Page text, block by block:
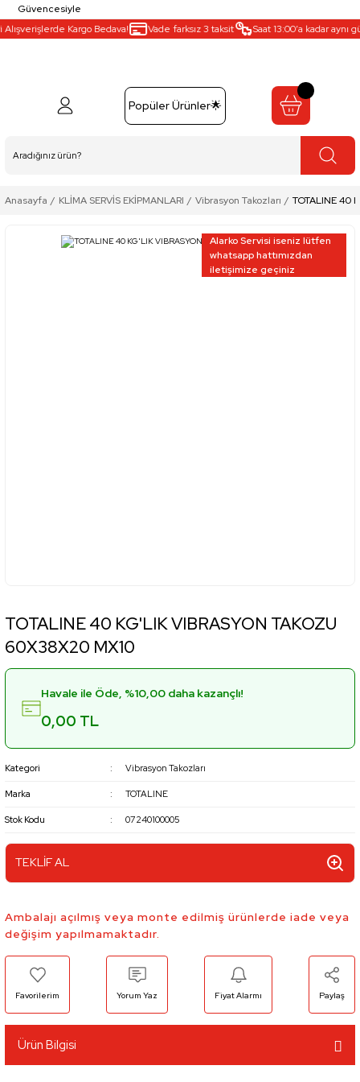
Güvencesiyle
Kargo Bedava!
Vade farksız 3 taksit Saat 13:00’a kadar aynı gün
Popüler Ürünler🌟
Anasayfa KLİMA SERVİS EKİPMANLARI Vibrasyon Takozları TOTALINE 40
Alarko Servisi iseniz lütfen
whatsapp hattımızdan
iletişimize geçiniz
TOTALINE 40 KG'LIK VIBRASYON TAKOZU
60X38X20 MX10
Havale ile Öde, %10,00 daha kazançlı!
0,00 TL
Kategori Vibrasyon Takozları
Marka TOTALINE
Stok Kodu 07240100005
TEKLİF AL
Ambalajı açılmış veya monte edilmiş ürünlerde iade veya
değişim yapılmamaktadır.
Yorum Yaz Fiyat Alarmı Paylaş
Ürün Bilgisi